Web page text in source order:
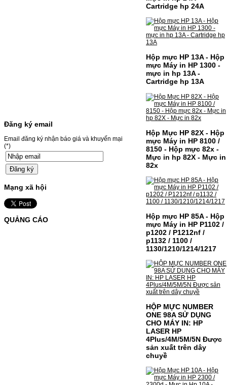
HỘP MỰC MÀU SAMSUNG
CLT-403S CHO DÒNG MÁY
SL-C435/C436
HỘP MỰC MÀU SAMSUNG CLT-403S CHO
DÒNG MÁY SL-C435/C436MÃ HỘP MỰC:-
Samsung CLT-403S- Loại mực: Mực in laser
màuSỬ DỤNG CHO MÁY IN:- Samsung SL-
Đăng ký email
Email đăng ký nhận báo giá và khuyến mại
(*)
Mạng xã hội
QUẢNG CÁO
Cartridge hp 24A
Hộp mực HP 13A - Hộp
mực Máy in HP 1300 -
mực in hp 13A -
Cartridge hp 13A
Hộp Mực HP 82X - Hộp
mực Máy in HP 8100 /
8150 - Hộp mực 82x -
Mực in hp 82X - Mực in
82x
Hộp mực HP 85A - Hộp
mực Máy in HP P1102 /
p1202 / P1212nf /
p1132 / 1100 /
1130/1210/1214/1217
HỘP MỰC NUMBER
ONE 98A SỬ DỤNG
CHO MÁY IN: HP
LASER HP
4Plus/4M/5M/5N Được
sản xuất trên dây
chuyề